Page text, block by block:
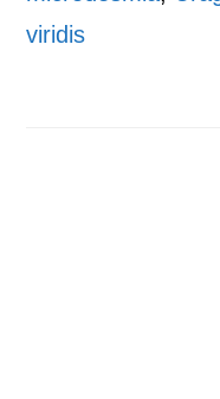
viridis